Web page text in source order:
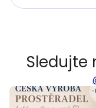
Sledujte